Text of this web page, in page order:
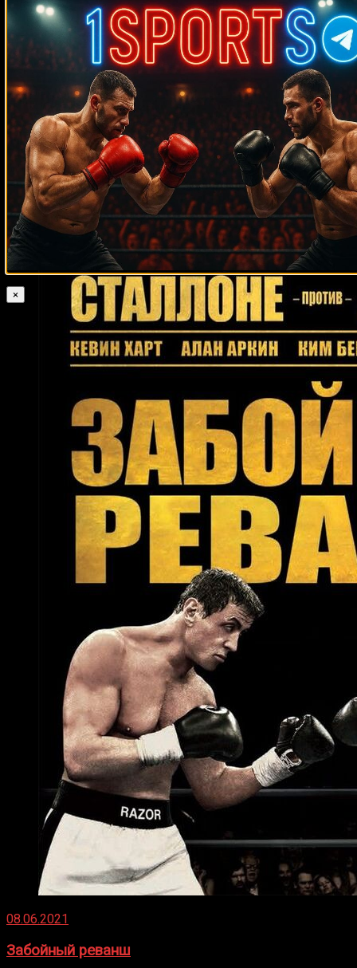
Случайные боксеры
Жан Паскаль Гораций Робинсон Дэвид Хоу Викториано Соса
Джон Андерсон Карвальо
Варлито Парренас Джимми Эллис
Габриэль Росадо Эктор Веласкес Дмитрий Пирог
Майкл
Симувелу
Пол Ллойд Дэн Иге Фермин Чирино Томаш Адамек
Риота
Мурата
Брюс Джонсон Чак Уэпнер Лаймон Брюстер
Андрей
Пестряев Хорхе Вака Шерман Уильямс Эрин Блэнчфилд Наташа
Джонас Ларри О’Шилдс Jun Yong Park Бастер Матиз
Пернелл Уитакер Грэг Эверетт
Джефф Лалли
Рамазан Эмеев Ингемар Юханссон Уэйн Мартелл
Марк Уинтерс
Уинстон Аллен Нино Гонсалес Дэви Мур Лео Нолан Стерлинг
Бенжамин
Серджио Петтис Энрике Орнелас Луис Рамон Кампас
Дэваррил Уильямсон Рикардо Нуньес Реджи Гросс
08.06.2021
Забойный реванш
×